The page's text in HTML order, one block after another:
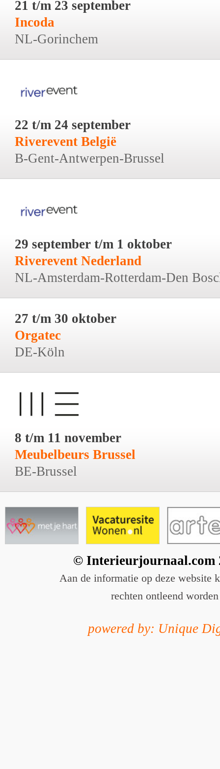
21 t/m 23 september
Incoda
NL-Gorinchem
22 t/m 24 september
Riverevent België
B-Gent-Antwerpen-Brussel
29 september t/m 1 oktober
Riverevent Nederland
NL-Amsterdam-Rotterdam-Den
27 t/m 30 oktober
Orgatec
DE-Köln
8 t/m 11 november
Meubelbeurs Brussel
BE-Brussel
© Interieurjournaal.com
Aan de informatie op deze website
rechten ontleend worden
powered by: Unique